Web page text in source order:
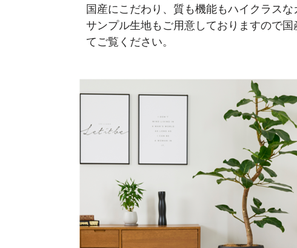
国産にこだわり、質も機能もハイクラスな
サンプル生地もご用意しておりますので
てご覧ください。